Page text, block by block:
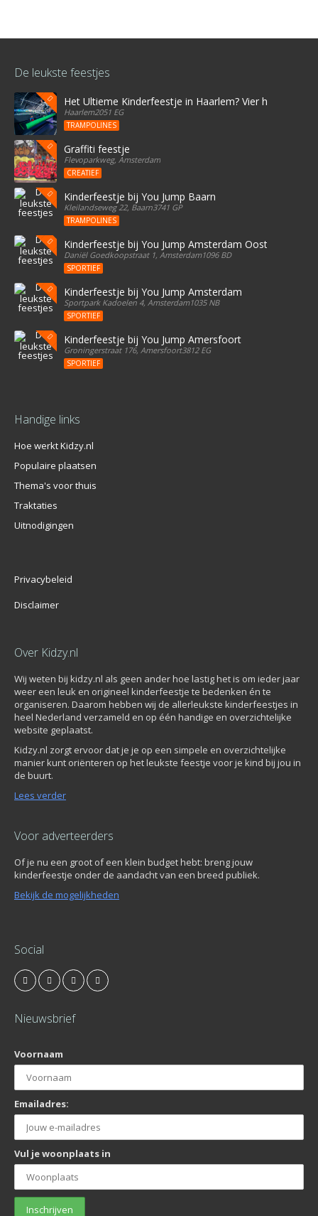
De leukste feestjes
Het Ultieme Kinderfeestje in Haarlem? Vier het bij
Haarlem2051 EG
TRAMPOLINES
Graffiti feestje
Flevoparkweg, Amsterdam
CREATIEF
Kinderfeestje bij You Jump Baarn
Kleilandseweg 22, Baarn3741 GP
TRAMPOLINES
Kinderfeestje bij You Jump Amsterdam Oost
Daniël Goedkoopstraat 1, Amsterdam1096 BD
SPORTIEF
Kinderfeestje bij You Jump Amsterdam
Sportpark Kadoelen 4, Amsterdam1035 NB
SPORTIEF
Kinderfeestje bij You Jump Amersfoort
Groningerstraat 176, Amersfoort3812 EG
SPORTIEF
Handige links
Hoe werkt Kidzy.nl
Populaire plaatsen
Thema's voor thuis
Traktaties
Uitnodigingen
Privacybeleid
Disclaimer
Over Kidzy.nl
Wij weten bij kidzy.nl als geen ander hoe lastig het is om ieder jaar
weer een leuk en origineel kinderfeestje te bedenken én te
organiseren. Daarom hebben wij de allerleukste kinderfeestjes in
heel Nederland verzameld en op één handige en overzichtelijke
website geplaatst.
Kidzy.nl zorgt ervoor dat je je op een simpele en overzichtelijke
manier kunt oriënteren op het leukste feestje voor je kind bij jou in
de buurt.
Lees verder
Voor adverteerders
Of je nu een groot of een klein budget hebt: breng jouw
kinderfeestje onder de aandacht van een breed publiek.
Bekijk de mogelijkheden
Social
Nieuwsbrief
Voornaam
Emailadres:
Vul je woonplaats in